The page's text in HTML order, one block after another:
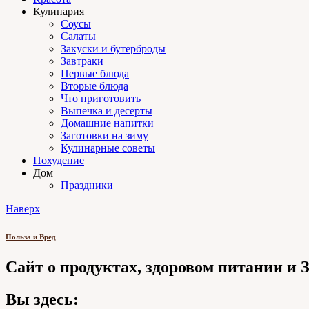
Кулинария
Соусы
Салаты
Закуски и бутерброды
Завтраки
Первые блюда
Вторые блюда
Что приготовить
Выпечка и десерты
Домашние напитки
Заготовки на зиму
Кулинарные советы
Похудение
Дом
Праздники
Наверх
Польза и Вред
Сайт о продуктах, здоровом питании
Вы здесь: